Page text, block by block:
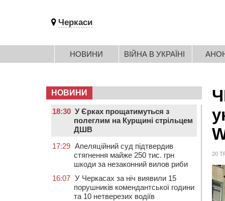
Черкаси
НОВИНИ ВІЙНА В УКРАЇНІ
20
НОВИНИ
18:30 У Єрках прощатимуться з
полеглим на Курщині стрільцем
ДШВ
17:29 Апеляційний суд підтвердив
стягнення майже 250 тис. грн
шкоди за незаконний вилов риби
16:07 У Черкасах за ніч виявили 15
порушників комендантської години
та 10 нетверезих водіїв